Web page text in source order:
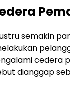
semakin
cedera
dianggap